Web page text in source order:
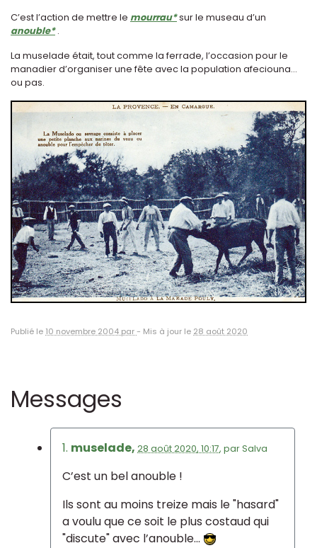
C’est l’action de mettre le mourrau*sur le museau d’un
anouble* .
La muselade était, tout comme la ferrade, l’occasion pour le
manadier d’organiser une fête avec la population afeciouna...
ou pas.
Publié le 10 novembre 2004 par- Mis à jour le 28 août 2020
Messages
1. muselade, 28 août 2020, 10:17, parSalva
C’est un bel anouble !
Ils sont au moins treize mais le "hasard"
a voulu que ce soit le plus costaud qui
"discute" avec l’anouble...